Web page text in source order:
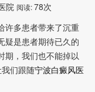
院 阅读:78次
许多患者带来了沉重
疑是患者期待已久的
期，我们也不能掉以
们跟随宁波白癜风医